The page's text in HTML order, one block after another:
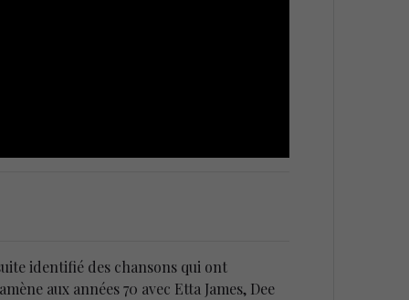
identifié des chansons qui ont
aux années 70 avec Etta James, Dee